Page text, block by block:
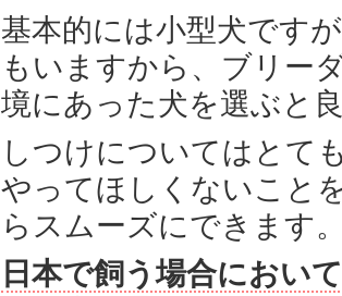
基本的には小型犬です
もいますから、ブリー
境にあった犬を選ぶと
しつけについてはとて
やってほしくないこと
らスムーズにできます
日本で飼う場合におい